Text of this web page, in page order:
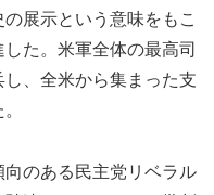
展示という意味をもこ
た。米軍全体の最高司
、全米から集まった支
のある民主党リベラル